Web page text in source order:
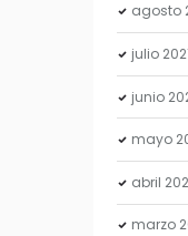
agosto
julio
junio
mayo
abril
marzo